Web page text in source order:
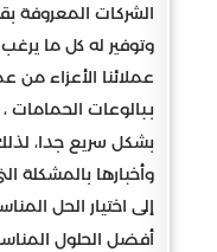
الشركات المعروفة
وتوفير له كل ما
عملائنا الأعزاء من
بـبالوعات الحمامات
بشكل سريع جدا،
وأخبارها بالمشكلة
إلى اختيار الحل
أفضل الحلول